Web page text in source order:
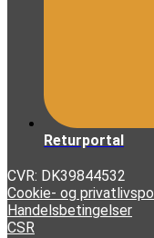
Returportal
CVR: DK39844532
Cookie- og
Handelsbetingelser
CSR